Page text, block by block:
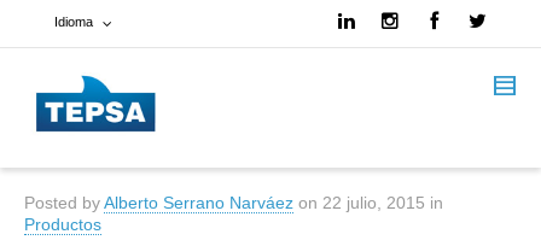
Idioma
Francés
Español
Inglés
Posted byAlberto Serrano Narváez on 22 julio, 2015 in
Productos